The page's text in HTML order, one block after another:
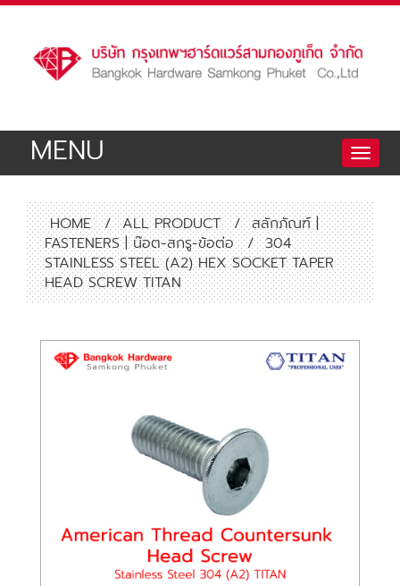
Toggle
MENU
HOME / ALL PRODUCT / สลักภัณฑ์ |
FASTENERS | น๊อต-สกรู-ข้อต่อ
/ 304
STAINLESS STEEL (A2) HEX SOCKET TAPER
HEAD SCREW TITAN